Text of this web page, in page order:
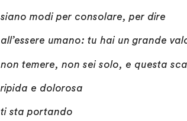
siano modi per consolare, per dire
all’essere umano: tu hai un grande
non temere, non sei solo, e questa
ripida e dolorosa
ti sta portando